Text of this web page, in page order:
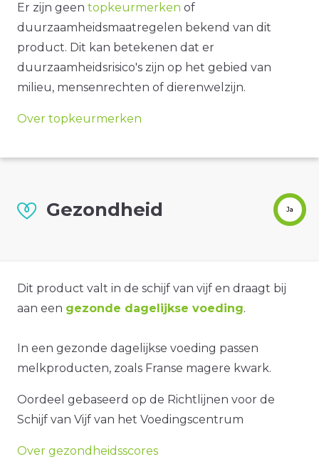
Er zijn geen topkeurmerken of
duurzaamheidsmaatregelen bekend van dit
product. Dit kan betekenen dat er
duurzaamheidsrisico's zijn op het gebied van
milieu, mensenrechten of dierenwelzijn.
Over topkeurmerken
Gezondheid Ja
Dit product valt in de schijf van vijf en draagt bij
aan een gezonde dagelijkse voeding.
In een gezonde dagelijkse voeding passen
melkproducten, zoals Franse magere kwark.
Oordeel gebaseerd op de Richtlijnen voor de
Schijf van Vijf van het Voedingscentrum
Over gezondheidsscores